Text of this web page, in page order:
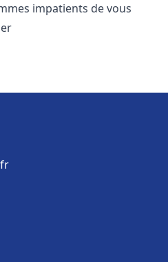
impatients de vous